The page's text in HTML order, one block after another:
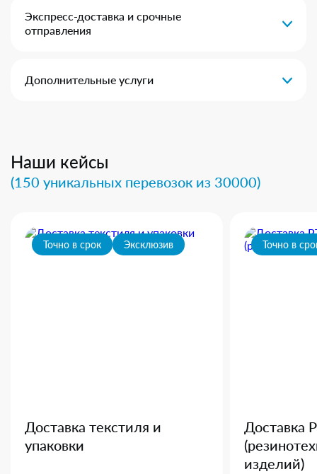
Экспресс-доставка и срочные
отправления
Дополнительные услуги
Наши кейсы
(150 уникальных перевозок из 30000)
Точно в срок Эксклюзив
Доставка текстиля и
упаковки
Точно в
Доставка
изделий)